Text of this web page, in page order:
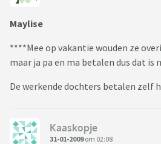
Maylise
****Mee op vakantie wouden ze
maar ja pa en ma betalen dus dat is
De werkende dochters betalen zelf
Kaaskopje
31-01-2009om 02:08